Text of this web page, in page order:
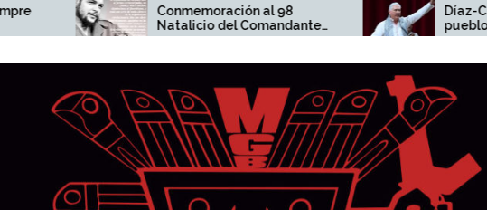
Conmemoración al 98
Natalicio del Comandante
Ernesto Che Guevara
Díaz-Canel no está solo: el
pueblo cubano y el mundo
responden